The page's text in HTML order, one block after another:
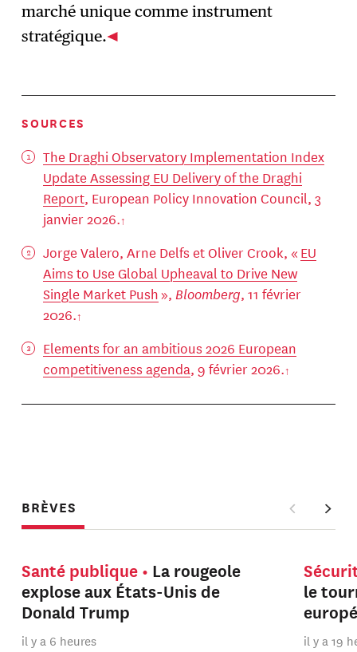
marché unique comme instrument
stratégique.
SOURCES
The Draghi Observatory Implementation Index
Update Assessing EU Delivery of the Draghi
Report, European Policy Innovation Council, 3
janvier 2026.
Jorge Valero, Arne Delfs et Oliver Crook, « EU
Aims to Use Global Upheaval to Drive New
Single Market Push», Bloomberg, 11 février
2026.
Elements for an ambitious 2026 European
competitiveness agenda, 9 février 2026.
BRÈVES
Santé publique
La rougeole
explose aux États-Unis de
Donald Trump
il y a 6 heures
le
il y a 19